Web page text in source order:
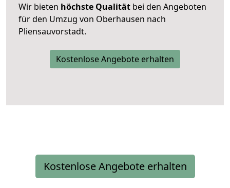
Wir bieten höchste Qualität bei den Angeboten
für den Umzug von Oberhausen nach
Pliensauvorstadt.
Kostenlose Angebote erhalten
Kostenlose Angebote erhalten